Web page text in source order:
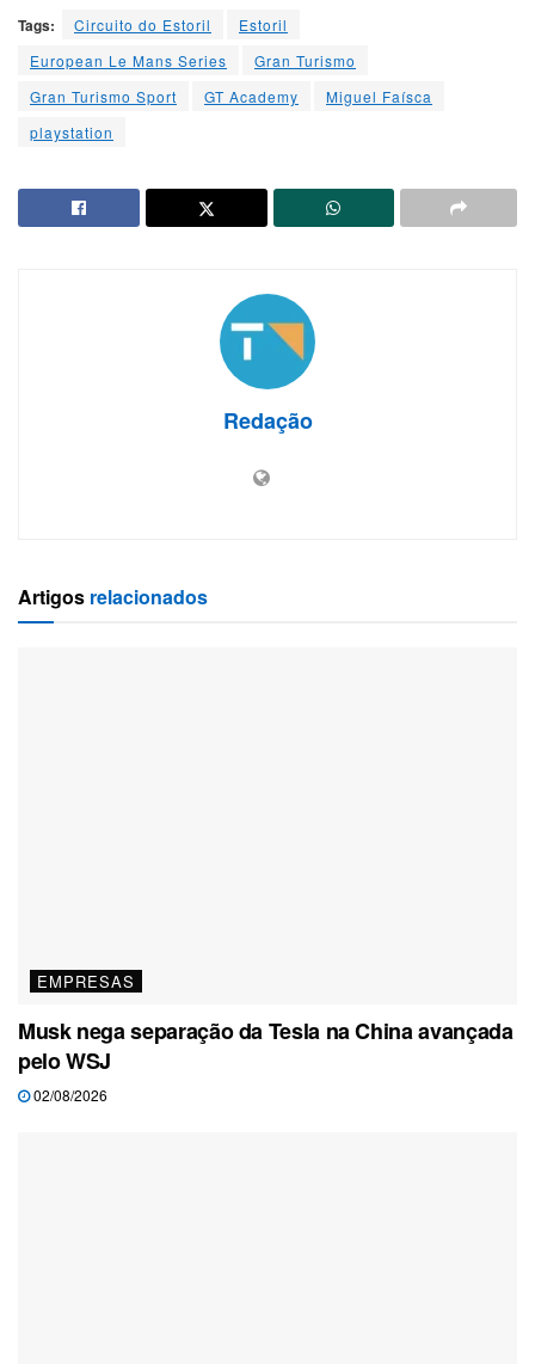
Tags: Circuito do Estoril
Estoril
European Le Mans Series
Gran Turismo
Gran Turismo Sport
GT Academy
Miguel Faísca
playstation
Redação
Artigos relacionados
EMPRESAS
Musk nega separação da Tesla na China avançada
pelo WSJ
02/08/2026